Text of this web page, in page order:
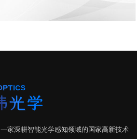
家深耕智能光学感知领域的国家高新技术